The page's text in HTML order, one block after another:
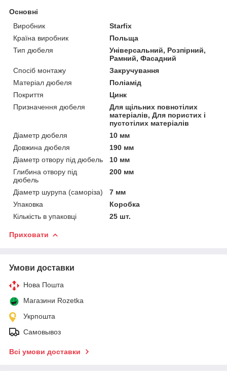
Основні
Виробник
Starfix
Країна виробник
Польща
Тип дюбеля
Універсальний, Розпірний,
Рамний, Фасадний
Спосіб монтажу
Закручування
Матеріал дюбеля
Поліамід
Покриття
Цинк
Призначення дюбеля
Для щільних повнотілих
матеріалів, Для пористих і
пустотілих матеріалів
Діаметр дюбеля
10 мм
Довжина дюбеля
190 мм
Діаметр отвору під дюбель
10 мм
Глибина отвору під
дюбель
200 мм
Діаметр шурупа (саморіза)
7 мм
Упаковка
Коробка
Кількість в упаковці
25 шт.
Приховати
Умови доставки
Нова Пошта
Магазини Rozetka
Укрпошта
Самовывоз
Всі умови доставки